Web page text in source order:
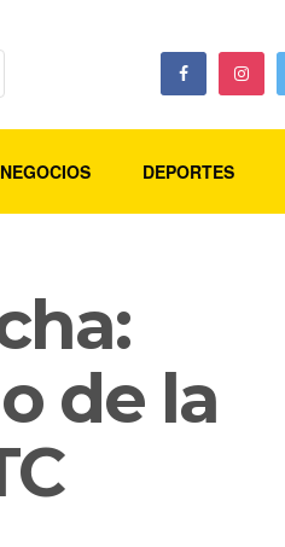
NEGOCIOS DEPORTES
de la